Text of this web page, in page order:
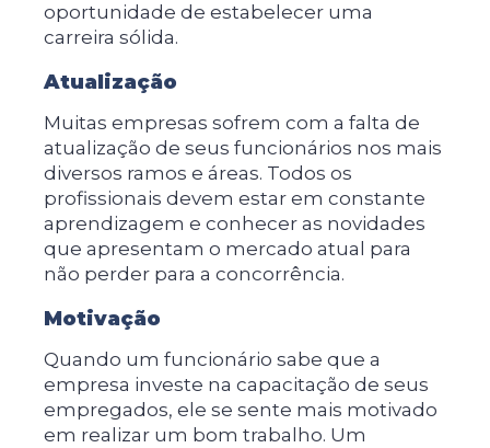
oportunidade de estabelecer uma
carreira sólida.
Atualização
Muitas empresas sofrem com a falta de
atualização de seus funcionários nos mais
diversos ramos e áreas. Todos os
profissionais devem estar em constante
aprendizagem e conhecer as novidades
que apresentam o mercado atual para
não perder para a concorrência.
Motivação
Quando um funcionário sabe que a
empresa investe na capacitação de seus
empregados, ele se sente mais motivado
em realizar um bom trabalho. Um